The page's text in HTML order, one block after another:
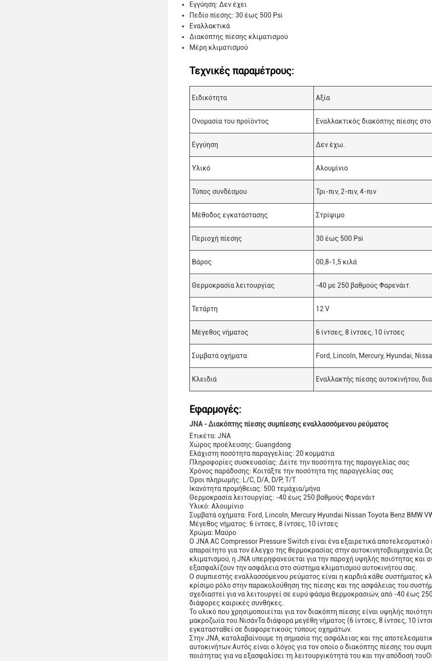
Εγγύηση: Δεν έχει
Πεδίο πίεσης: 30 έως 500 Psi
Εναλλακτικά
Διακόπτης πίεσης κλιματισμού
Μέρη κλιματισμού
Τεχνικές παραμέτρους:
Ειδικότητα Αξία
Ονομασία του προϊόντος Εναλλακτικός διακόπτης πίεσης
Εγγύηση Δεν έχω.
Υλικό Αλουμίνιο
Τύπος συνδέσμου Τρι-πιν, 2-πιν, 4-πιν
Μέθοδος εγκατάστασης Στρίψιμο
Περιοχή πίεσης 30 έως 500 Psi
Βάρος 00,8-1,5 κιλά
Θερμοκρασία λειτουργίας -40 με 250 βαθμούς Φαρενάιτ.
Τετάρτη 12 V
Μέγεθος νήματος 6 ίντσες, 8 ίντσες, 10 ίντσες
Συμβατά οχήματα Ford, Lincoln, Mercury, Hyundai,
Κλειδιά Εναλλακτής πίεσης αυτοκινήτου,
Εφαρμογές:
JNA - Διακόπτης πίεσης συμπίεσης εναλλασσόμενου ρεύματος
Ετικέτα: JNA
Χώρος προέλευσης: Guangdong
Ελάχιστη ποσότητα παραγγελίας: 20 κομμάτια
Πληροφορίες συσκευασίας: Δείτε την ποσότητα της παραγγελίας σας
Χρόνος παράδοσης: Κοιτάξτε την ποσότητα της παραγγελίας σας
Όροι πληρωμής: L/C, D/A, D/P, T/T
Ικανότητα προμήθειας: 500 τεμάχια/μήνα
Θερμοκρασία λειτουργίας: -40 έως 250 βαθμούς Φαρενάιτ
Υλικό: Αλουμίνιο
Συμβατά οχήματα: Ford, Lincoln, Mercury Hyundai Nissan Toyota Benz BMW
Μέγεθος νήματος: 6 ίντσες, 8 ίντσες, 10 ίντσες
Χρώμα: Μαύρο
Ο JNA AC Compressor Pressure Switch είναι ένα εξαιρετικά αποτελεσματικό
απαραίτητο για τον έλεγχο της θερμοκρασίας στην
κλιματισμού, η JNA υπερηφανεύεται για την παροχή υψηλής ποιότητας και
εξασφαλίζουν την ασφάλεια στο σύστημα κλιματισμού αυτοκινήτου σας.
Ο συμπιεστής εναλλασσόμενου ρεύματος είναι η καρδιά κάθε συστήματος
κρίσιμο ρόλο στην παρακολούθηση της πίεσης και της ασφάλειας του
σχεδιαστεί για να λειτουργεί σε ευρύ φάσμα θερμοκρασιών, από -40 έως
διάφορες καιρικές συνθήκες.
Το υλικό που χρησιμοποιείται για τον διακόπτη πίεσης είναι υψηλής
μακροζωία του.ΝισάνΤα διάφορα μεγέθη νήματος (6 ίντσες, 8 ίντσες, 10
εγκατασταθεί σε διαφορετικούς τύπους οχημάτων.
Στην JNA, καταλαβαίνουμε τη σημασία της ασφάλειας και της
αυτοκινήτων.Αυτός είναι ο λόγος για τον οποίο ο διακόπτης πίεσης του
ποιότητας για να εξασφαλίσει τη λειτουργικότητά του και την απόδοσή